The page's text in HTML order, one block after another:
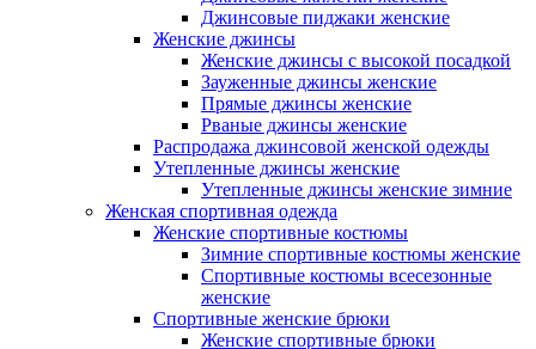
Джинсовые пиджаки женские
Женские джинсы
Женские джинсы с высокой посадкой
Зауженные джинсы женские
Прямые джинсы женские
Рваные джинсы женские
Распродажа джинсовой женской одежды
Утепленные джинсы женские
Утепленные джинсы женские зимние
Женская спортивная одежда
Женские спортивные костюмы
Зимние спортивные костюмы женские
Спортивные костюмы всесезонные
женские
Спортивные женские брюки
Женские спортивные брюки